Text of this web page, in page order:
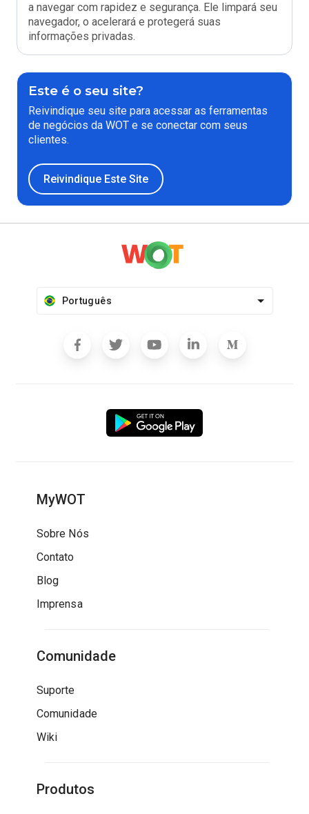
a navegar com rapidez e segurança. Ele limpará seu
navegador, o acelerará e protegerá suas
informações privadas.
Este é o seu site?
Reivindique seu site para acessar as ferramentas
de negócios da WOT e se conectar com seus
clientes.
Reivindique Este Site
Português
MyWOT
Sobre Nós
Contato
Blog
Imprensa
Comunidade
Suporte
Comunidade
Wiki
Produtos